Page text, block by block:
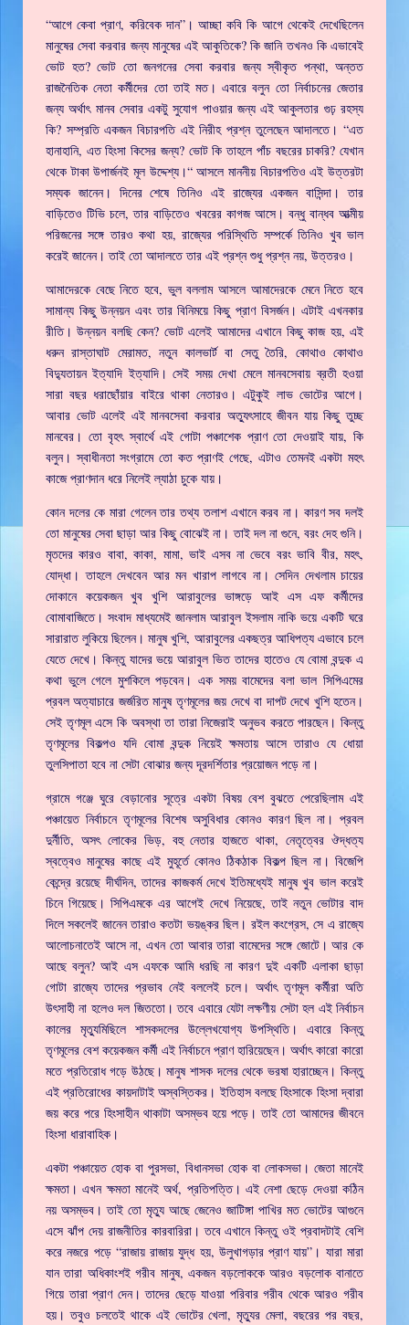
“আগে কেবা প্রাণ, করিবেক দান”। আচ্ছা কবি কি আগে থেকেই দেখেছিলেন
মানুষের সেবা করবার জন্য মানুষের এই আকুতিকে? কি জানি তখনও কি এভাবেই
ভোট হত? ভোট তো জনগনের সেবা করবার জন্য স্বীকৃত পন্থা, অন্তত
রাজনৈতিক নেতা কর্মীদের তো তাই মত। এবারে বলুন তো নির্বাচনের জেতার
জন্য অর্থাৎ মানব সেবার একটু সুযোগ পাওয়ার জন্য এই আকুলতার গুঢ় রহস্য
কি? সম্প্রতি একজন বিচারপতি এই নিরীহ প্রশ্ন তুলেছেন আদালতে। “এত
হানাহানি, এত হিংসা কিসের জন্য? ভোট কি তাহলে পাঁচ বছরের চাকরি? যেখান
থেকে টাকা উপার্জনই মূল উদ্দেশ্য।“ আসলে মাননীয় বিচারপতিও এই উত্তরটা
সম্যক জানেন। দিনের শেষে তিনিও এই রাজ্যের একজন বাসিন্দা। তার
বাড়িতেও টিভি চলে, তার বাড়িতেও খবরের কাগজ আসে। বন্ধু বান্ধব আত্মীয়
পরিজনের সঙ্গে তারও কথা হয়, রাজ্যের পরিস্থিতি সম্পর্কে তিনিও খুব ভাল
করেই জানেন। তাই তো আদালতে তার এই প্রশ্ন শুধু প্রশ্ন নয়, উত্তরও।
আমাদেরকে বেছে নিতে হবে, ভুল বললাম আসলে আমাদেরকে মেনে নিতে হবে
সামান্য কিছু উন্নয়ন এবং তার বিনিময়ে কিছু প্রাণ বিসর্জন। এটাই এখনকার
রীতি। উন্নয়ন বলছি কেন? ভোট এলেই আমাদের এখানে কিছু কাজ হয়, এই
ধরুন রাস্তাঘাট মেরামত, নতুন কালভার্ট বা সেতু তৈরি, কোথাও কোথাও
বিদ্যুতায়ন ইত্যাদি ইত্যাদি। সেই সময় দেখা মেলে মানবসেবায় ব্রতী হওয়া
সারা বছর ধরাছোঁয়ার বাইরে থাকা নেতারও। এটুকুই লাভ ভোটের আগে।
আবার ভোট এলেই এই মানবসেবা করবার অত্যুৎসাহে জীবন যায় কিছু তুচ্ছ
মানবের। তো বৃহৎ স্বার্থে এই গোটা পঞ্চাশেক প্রাণ তো দেওয়াই যায়, কি
বলুন। স্বাধীনতা সংগ্রামে তো কত প্রাণই গেছে, এটাও তেমনই একটা মহৎ
কাজে প্রাণদান ধরে নিলেই ল্যাঠা চুকে যায়।
কোন দলের কে মারা গেলেন তার তথ্য তলাশ এখানে করব না। কারণ সব দলই
তো মানুষের সেবা ছাড়া আর কিছু বোঝেই না। তাই দল না গুনে, বরং দেহ গুনি।
মৃতদের কারও বাবা, কাকা, মামা, ভাই এসব না ভেবে বরং ভাবি বীর, মহৎ,
যোদ্ধা। তাহলে দেখবেন আর মন খারাপ লাগবে না। সেদিন দেখলাম চায়ের
দোকানে কয়েকজন খুব খুশি আরাবুলের ভাঙ্গড়ে আই এস এফ কর্মীদের
বোমাবাজিতে। সংবাদ মাধ্যমেই জানলাম আরাবুল ইসলাম নাকি ভয়ে একটি ঘরে
সারারাত লুকিয়ে ছিলেন। মানুষ খুশি, আরাবুলের একছত্র আধিপত্য এভাবে চলে
যেতে দেখে। কিন্তু যাদের ভয়ে আরাবুল ভিত তাদের হাতেও যে বোমা বন্দুক এ
কথা ভুলে গেলে মুশকিলে পড়বেন। এক সময় বামেদের বলা ভাল সিপিএমের
প্রবল অত্যাচারে জর্জরিত মানুষ তৃণমূলের জয় দেখে বা দাপট দেখে খুশি হতেন।
সেই তৃণমূল এসে কি অবস্থা তা তারা নিজেরাই অনুভব করতে পারছেন। কিন্তু
তৃণমূলের বিকল্পও যদি বোমা বন্দুক নিয়েই ক্ষমতায় আসে তারাও যে ধোয়া
তুলসিপাতা হবে না সেটা বোঝার জন্য দূরদর্শিতার প্রয়োজন পড়ে না।
গ্রামে গঞ্জে ঘুরে বেড়ানোর সূত্রে একটা বিষয় বেশ বুঝতে পেরেছিলাম এই
পঞ্চায়েত নির্বাচনে তৃণমূলের বিশেষ অসুবিধার কোনও কারণ ছিল না। প্রবল
দুর্নীতি, অসৎ লোকের ভিড়, বহু নেতার হাজতে থাকা, নেতৃত্বের ঔদ্ধত্য
স্বত্বেও মানুষের কাছে এই মুহূর্তে কোনও ঠিকঠাক বিকল্প ছিল না। বিজেপি
কেন্দ্রে রয়েছে দীর্ঘদিন, তাদের কাজকর্ম দেখে ইতিমধ্যেই মানুষ খুব ভাল করেই
চিনে গিয়েছে। সিপিএমকে এর আগেই দেখে নিয়েছে, তাই নতুন ভোটার বাদ
দিলে সকলেই জানেন তারাও কতটা ভয়ঙ্কর ছিল। রইল কংগ্রেস, সে এ রাজ্যে
আলোচনাতেই আসে না, এখন তো আবার তারা বামেদের সঙ্গে জোটে। আর কে
আছে বলুন? আই এস এফকে আমি ধরছি না কারণ দুই একটি এলাকা ছাড়া
গোটা রাজ্যে তাদের প্রভাব নেই বললেই চলে। অর্থাৎ তৃণমূল কর্মীরা অতি
উৎসাহী না হলেও দল জিততো। তবে এবারে যেটা লক্ষণীয় সেটা হল এই নির্বাচন
কালের মৃত্যুমিছিলে শাসকদলের উল্লেখযোগ্য উপস্থিতি। এবারে কিন্তু
তৃণমূলের বেশ কয়েকজন কর্মী এই নির্বাচনে প্রাণ হারিয়েছেন। অর্থাৎ কারো কারো
মতে প্রতিরোধ গড়ে উঠছে। মানুষ শাসক দলের থেকে ভরষা হারাচ্ছেন। কিন্তু
এই প্রতিরোধের কায়দাটাই অস্বস্তিকর। ইতিহাস বলছে হিংসাকে হিংসা দ্বারা
জয় করে পরে হিংসাহীন থাকাটা অসম্ভব হয়ে পড়ে। তাই তো আমাদের জীবনে
হিংসা ধারাবাহিক।
একটা পঞ্চায়েত হোক বা পুরসভা, বিধানসভা হোক বা লোকসভা। জেতা মানেই
ক্ষমতা। এখন ক্ষমতা মানেই অর্থ, প্রতিপত্তি। এই নেশা ছেড়ে দেওয়া কঠিন
নয় অসম্ভব। তাই তো মৃত্যু আছে জেনেও জাটিঙ্গা পাখির মত ভোটের আগুনে
এসে ঝাঁপ দেয় রাজনীতির কারবারিরা। তবে এখানে কিন্তু ওই প্রবাদটাই বেশি
করে নজরে পড়ে “রাজায় রাজায় যুদ্ধ হয়, উলুখাগড়ার প্রাণ যায়”। যারা মারা
যান তারা অধিকাংশই গরীব মানুষ, একজন বড়লোককে আরও বড়লোক বানাতে
গিয়ে তারা প্রাণ দেন। তাদের ছেড়ে যাওয়া পরিবার গরীব থেকে আরও গরীব
হয়। তবুও চলতেই থাকে এই ভোটের খেলা, মৃত্যুর মেলা, বছরের পর বছর,